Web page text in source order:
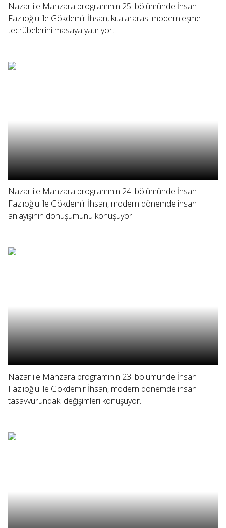
Nazar ile Manzara programının 25. bölümünde İhsan
Fazlıoğlu ile Gökdemir İhsan, kıtalararası modernleşme
tecrübelerini masaya yatırıyor.
Nazar ile Manzara programının 24. bölümünde İhsan
Fazlıoğlu ile Gökdemir İhsan, modern dönemde insan
anlayışının dönüşümünü konuşuyor.
Nazar ile Manzara programının 23. bölümünde İhsan
Fazlıoğlu ile Gökdemir İhsan, modern dönemde insan
tasavvurundaki değişimleri konuşuyor.